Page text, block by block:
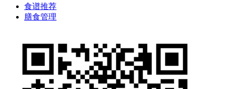
食谱推荐
膳食管理